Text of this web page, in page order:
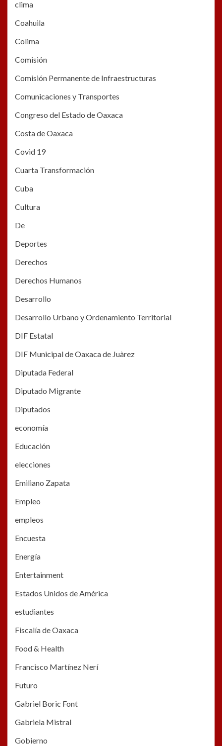
clima
Coahuila
Colima
Comisión
Comisión Permanente de Infraestructuras
Comunicaciones y Transportes
Congreso del Estado de Oaxaca
Costa de Oaxaca
Covid 19
Cuarta Transformación
Cuba
Cultura
De
Deportes
Derechos
Derechos Humanos
Desarrollo
Desarrollo Urbano y Ordenamiento Territorial
DIF Estatal
DIF Municipal de Oaxaca de Juàrez
Diputada Federal
Diputado Migrante
Diputados
economía
Educación
elecciones
Emiliano Zapata
Empleo
empleos
Encuesta
Energía
Entertainment
Estados Unidos de América
estudiantes
Fiscalía de Oaxaca
Food & Health
Francisco Martínez Nerí
Futuro
Gabriel Boric Font
Gabriela Mistral
Gobierno